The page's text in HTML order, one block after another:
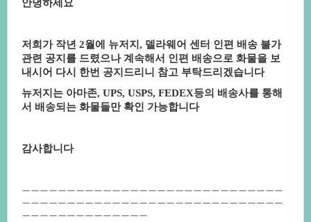
안녕하세요
저희가작년2월에뉴저지,델라웨어센터인편배송불가
관련공지를드렸으나계속해서인편배송으로화물을보
내시어다시한번공지드리니참고부탁드리겠습니다
뉴저지는아마존,UPS,USPS,FEDEX등의배송사를통해
서배송되는화물들만확인가능합니다
감사합니다
ㅡㅡㅡㅡㅡㅡㅡㅡㅡㅡㅡㅡㅡㅡㅡㅡㅡㅡㅡㅡㅡㅡㅡㅡㅡㅡㅡㅡㅡ
ㅡㅡㅡㅡㅡㅡㅡㅡㅡㅡㅡㅡㅡㅡㅡㅡㅡㅡㅡㅡㅡㅡㅡㅡㅡㅡㅡㅡㅡ
ㅡㅡㅡㅡㅡㅡㅡㅡㅡㅡㅡㅡㅡㅡ